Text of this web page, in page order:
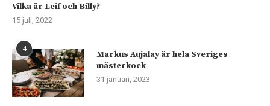
Vilka är Leif och Billy?
15 juli, 2022
4
Markus Aujalay är hela Sveriges
mästerkock
31 januari, 2023